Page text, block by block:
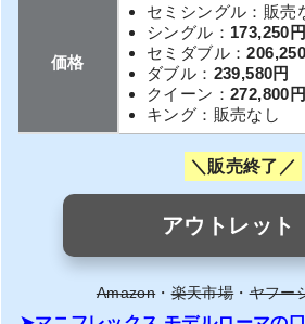
価格
セミシングル：販売
シングル： 173,250円
セミダブル：
ダブル： 239,580円
クイーン： 272,800円
キング：販売なし
販売終了
アウトレット
Amazon・楽天市場・ヤフー